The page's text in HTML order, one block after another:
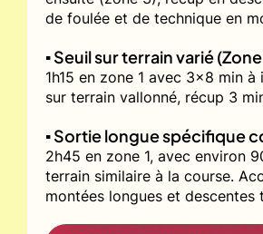
de foulée et de technique en
▪️ Seuil sur terrain varié
1h15 en zone 1 avec 3x8 min à
sur terrain vallonné, récup 3
▪️ Sortie longue spécifique
2h45 en zone 1, avec environ
terrain similaire à la course.
montées longues et descentes